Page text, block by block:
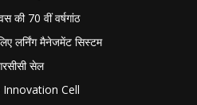
की 70 वीं वर्षगांठ
लर्निंग मैनेजमेंट सिस्टम
सेल
Cell